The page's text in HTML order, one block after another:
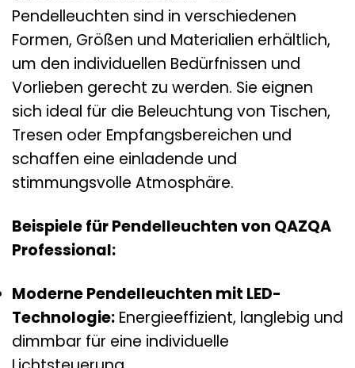
Pendelleuchten sind in verschiedenen
Formen, Größen und Materialien erhältlich,
um den individuellen Bedürfnissen und
Vorlieben gerecht zu werden. Sie eignen
sich ideal für die Beleuchtung von Tischen,
Tresen oder Empfangsbereichen und
schaffen eine einladende und
stimmungsvolle Atmosphäre.
Beispiele für Pendelleuchten von QAZQA
Professional:
Moderne Pendelleuchten mit LED-
Technologie: Energieeffizient, langlebig und
dimmbar für eine individuelle